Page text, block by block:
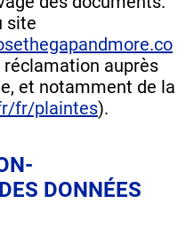
site
auprès
et notamment de la
fr/plaintes).
DONNÉES